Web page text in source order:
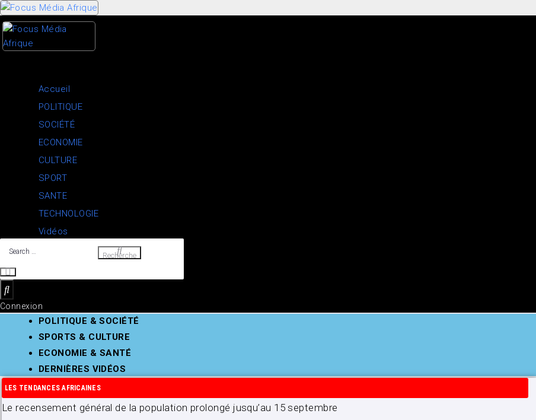
Skip
to
content
Accueil
POLITIQUE
SOCIÉTÉ
ECONOMIE
CULTURE
SPORT
SANTE
TECHNOLOGIE
Vidéos
Recherche
Connexion
POLITIQUE & SOCIÉTÉ
SPORTS & CULTURE
ECONOMIE & SANTÉ
DERNIÈRES VIDÉOS
LES TENDANCES AFRICAINES
Le recensement général de la population prolongé jusqu’au 15 septembre